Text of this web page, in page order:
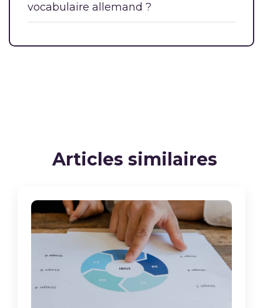
vocabulaire allemand ?
Articles similaires